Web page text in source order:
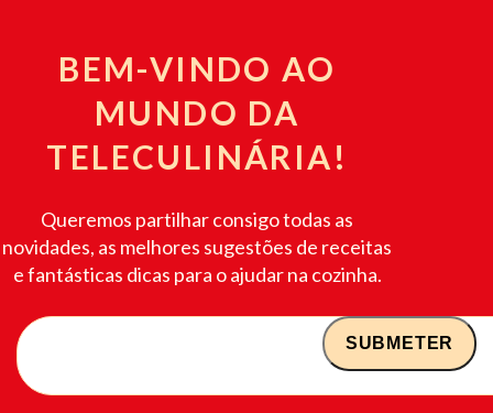
BEM-VINDO AO
MUNDO DA
TELECULINÁRIA!
Queremos partilhar consigo todas as
novidades, as melhores sugestões de receitas
e fantásticas dicas para o ajudar na cozinha.